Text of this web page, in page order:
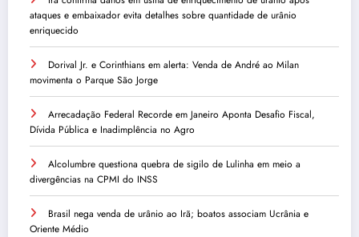
ataques e embaixador evita detalhes sobre quantidade de urânio
enriquecido
Dorival Jr. e Corinthians em alerta: Venda de André ao Milan
movimenta o Parque São Jorge
Arrecadação Federal Recorde em Janeiro Aponta Desafio Fiscal,
Dívida Pública e Inadimplência no Agro
Alcolumbre questiona quebra de sigilo de Lulinha em meio a
divergências na CPMI do INSS
Brasil nega venda de urânio ao Irã; boatos associam Ucrânia e
Oriente Médio